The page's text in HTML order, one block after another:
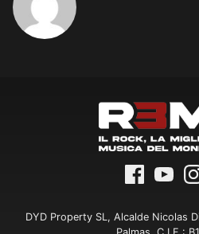
DYD Property SL, Alcalde Nicolas